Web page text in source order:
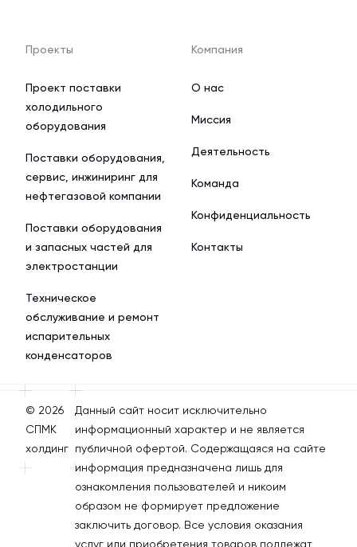
Проекты
Проект поставки
холодильного
оборудования
Поставки оборудования,
сервис, инжиниринг для
нефтегазовой компании
Поставки оборудования
и запасных частей для
электростанции
Техническое
обслуживание и ремонт
испарительных
конденсаторов
Компания
О нас
Миссия
Деятельность
Команда
Конфиденциальность
Контакты
© 2026
СПМК
холдинг
Данный сайт носит исключительно
информационный характер и не является
публичной офертой. Содержащаяся на сайте
информация предназначена лишь для
ознакомления пользователей и никоим
образом не формирует предложение
заключить договор. Все условия оказания
услуг или приобретения товаров подлежат